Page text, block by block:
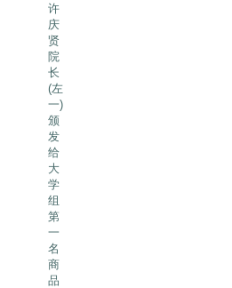
许
庆
贤
院
长
(左
一)
颁
发
给
大
学
组
第
一
名
商
品